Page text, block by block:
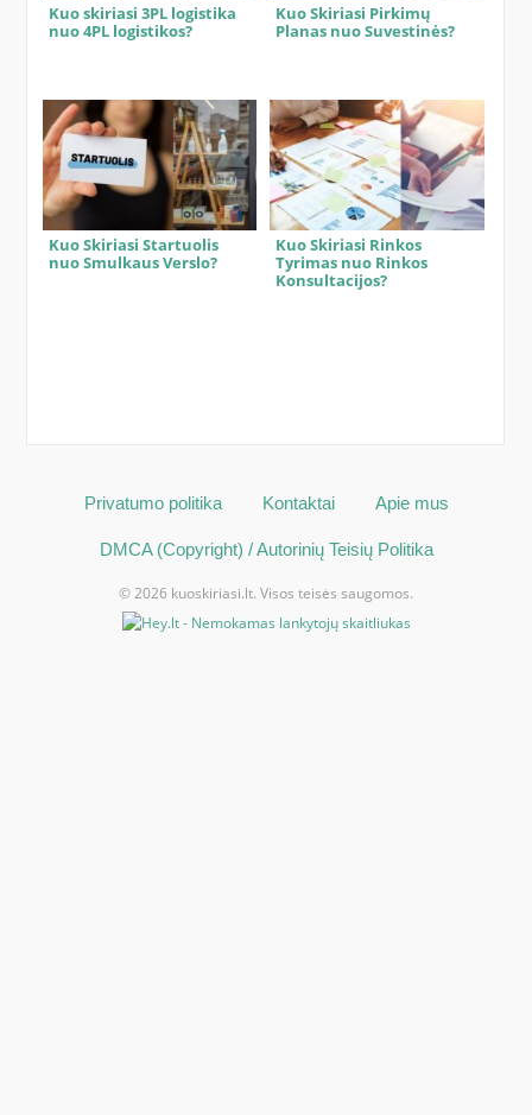
Kuo skiriasi 3PL logistika
nuo 4PL logistikos?
Kuo Skiriasi Pirkimų
Planas nuo Suvestinės?
Kuo Skiriasi Startuolis
nuo Smulkaus Verslo?
Kuo Skiriasi Rinkos
Tyrimas nuo Rinkos
Konsultacijos?
Privatumo politika Kontaktai Apie mus
DMCA (Copyright) / Autorinių Teisių Politika
© 2026 kuoskiriasi.lt. Visos teisės saugomos.